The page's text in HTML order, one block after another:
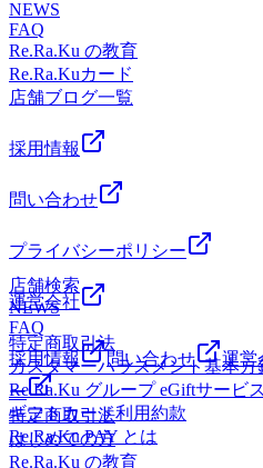
と太る原因になるのはアイスと
か、小さい小鉢一杯程度にしま
ツ類＋はちみつ ヨーグルトは乳酸菌などがタンパク質や脂
肪の分解を助けてくれるため、
止に役立ちます。また、はちみ
の早い果糖やブドウ糖が主成分
ます。 絹ごし豆腐＋黒蜜＋きなこ 豆腐やきなこに含ま
大豆イソフラボンには、強い
症予防にも効果的。肥満やがん
分も含まれています。 黒蜜は普通の砂糖と比べてカルシウ
ムやカリウム、マグネシウムと
くみ改善や神経の興奮を抑えた
夕食後や就寝前のデザートは、
てしまうより、体がより喜ぶも
リラックスに繋がります。賢い
整えていきましょ
う！ .*☆。・.*☆。・.*☆。
Re.Ra.Ku PAYに1万円以上のチ
増額になります(^^)/ 10万円チ
円チャージ➡5,000円増額で5万
円増額で3万3,000円1万円チャ
円 【注意事項】・クーポンは
す。・増額分の有効期限は、通
Re.Ra.Ku PAYのご返金はでき
す。 .*☆。・.*☆。・.*☆。・
驚きの気持ち良さ！タイ古式ス
て、ゆっくり伸ばす、全身スト
葛西店＜営業時間＞10：00～21
所＞東京都江戸川区東葛西9-3-
＞03-6808-5366（混雑時は留守
す。ご了承くださいませ。）＜
https://mitsuraku.jp/pm/online/
NEWS
FAQ
Re.Ra.Ku の教育
Re.Ra.Kuカード
店舗ブログ一覧
採用情報
問い合わせ
プライバシーポリシー
運営会社
特定商取引法
カスタマーハラスメント基本方
Re.Ra.Ku グループ eGiftサービ
ギフトカード利用約款
Re.Ra.Ku PAY とは
店舗検索
NEWS
FAQ
採用情報
問い合わせ 運営
ー
特定商取引法
はじめての方
Re.Ra.Ku の教育